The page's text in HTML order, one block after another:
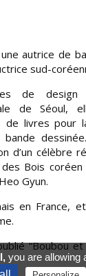
autrice de
sud-
de design
de Séoul,
de livres pour
d’un célèbre
Bois
Gyun.
en France,
“Boubou et
you are allowing